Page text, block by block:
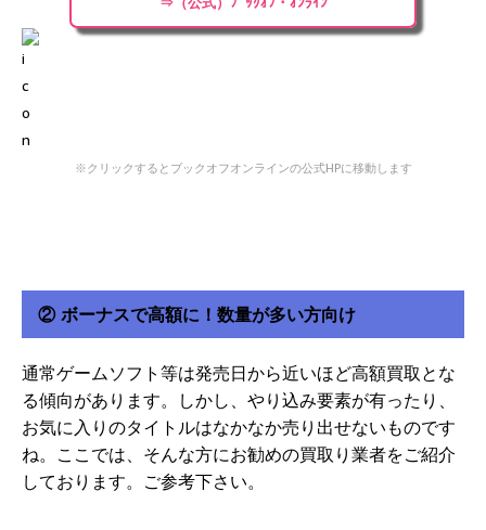
※クリックするとブックオフオンラインの公式HPに移動します
② ボーナスで高額に！数量が多い方向け
通常ゲームソフト等は発売日から近いほど高額買取とな
る傾向があります。しかし、やり込み要素が有ったり、
お気に入りのタイトルはなかなか売り出せないものです
ね。ここでは、そんな方にお勧めの買取り業者をご紹介
しております。ご参考下さい。